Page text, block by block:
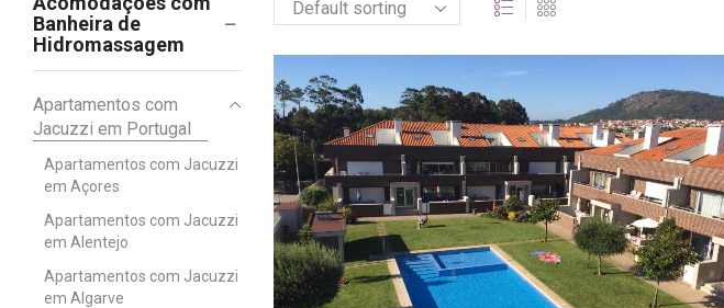
Banheira de
Hidromassagem
Apartamentos com
Jacuzzi em Portugal
Apartamentos com Jacuzzi
em Açores
Apartamentos com Jacuzzi
em Alentejo
Apartamentos com Jacuzzi
em Algarve